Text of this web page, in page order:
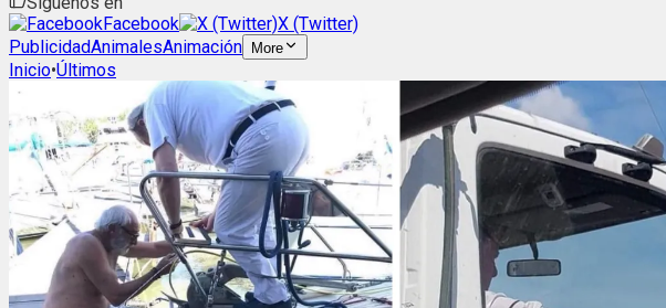
Facebook
X (Twitter)
PublicidadAnimalesAnimación More
Inicio•Últimos